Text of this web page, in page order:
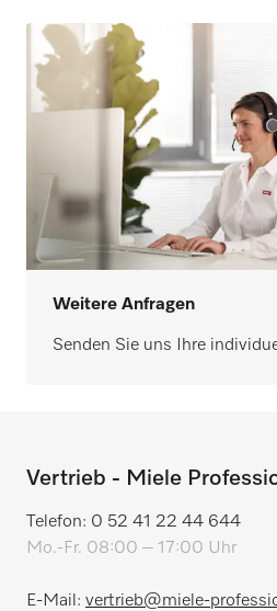
Weitere Anfragen
Senden Sie uns Ihre
Vertrieb - Miele
Telefon: 0 52 41 22 44 644
Mo.-Fr. 08:00 – 17:00 Uhr
E-Mail: vertrieb@miele-